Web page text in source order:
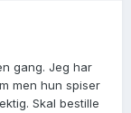
gang. Jeg har
men hun spiser
Skal bestille